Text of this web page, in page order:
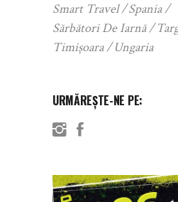
Smart Travel
Spania
Sărbători De Iarnă
Timișoara
Ungaria
URMĂREȘTE-NE PE: